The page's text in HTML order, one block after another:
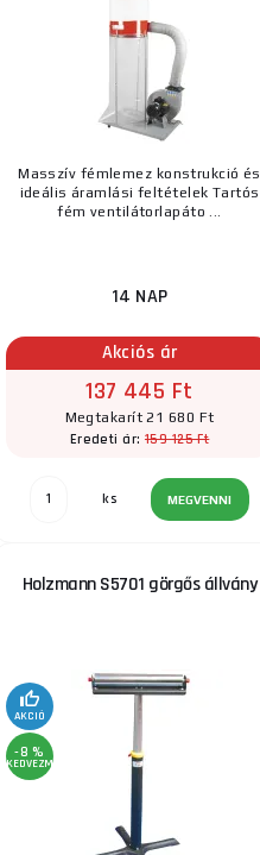
Masszív fémlemez konstrukció és
ideális áramlási feltételek Tartós
fém ventilátorlapáto ...
14 NAP
Akciós ár
137 445 Ft
Megtakarít 21 680 Ft
Eredeti ár: 159 125 Ft
ks MEGVENNI
Holzmann S5701 görgős állvány
AKCIÓ
-8 %
KEDVEZMÉNY